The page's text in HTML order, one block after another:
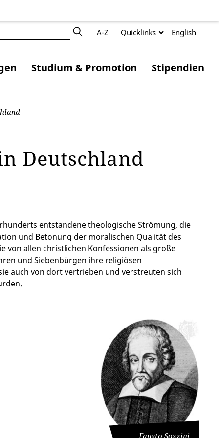
A-Z Quicklinks English
Studium & Promotion Stipendien
Deutschland
entstandene theologische Strömung, die
und Betonung der moralischen Qualität des
von allen christlichen Konfessionen als große
und Siebenbürgen ihre religiösen
auch von dort vertrieben und verstreuten sich
Fausto Sozzini